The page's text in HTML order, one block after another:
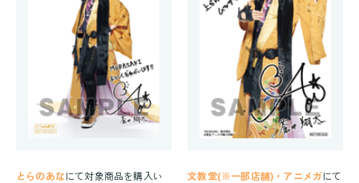
とらのあな にて対象商品を購入い
文教堂(※一部店舗)・アニメガにて